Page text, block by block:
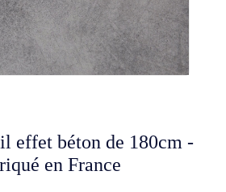
effet béton de 180cm -
en France